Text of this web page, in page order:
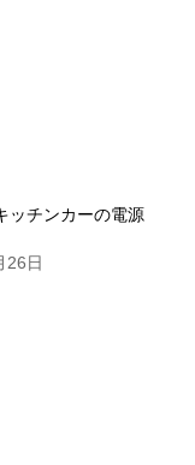
ッチンカーの電源
26日